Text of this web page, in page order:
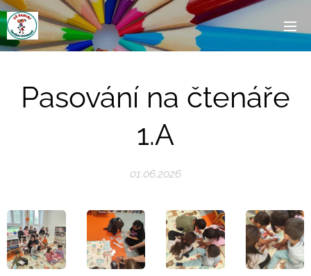
Pasování na čtenáře
1.A
01.06.2026